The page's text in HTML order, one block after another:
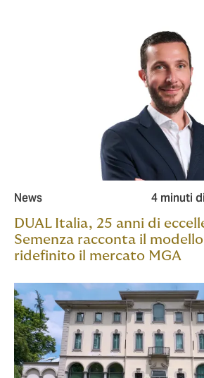
News 4 minuti
DUAL Italia, 25 anni di
Semenza racconta il
ridefinito il mercato MGA